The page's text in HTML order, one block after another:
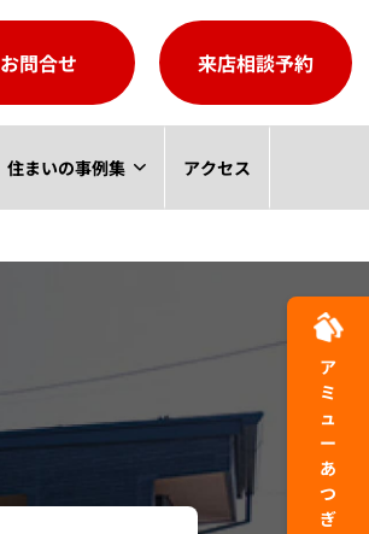
お問合せ 来店相談予約
住まいの事例集 アクセス
アミューあつぎ